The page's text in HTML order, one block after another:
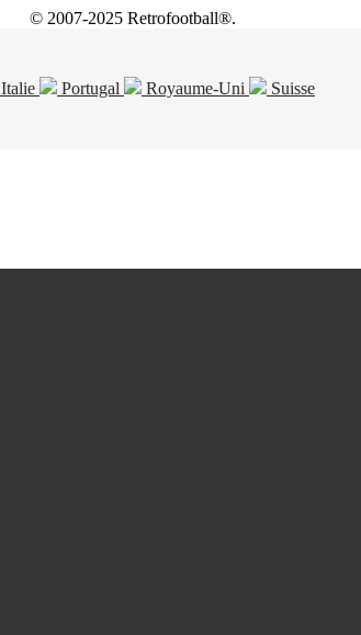
© 2007-2025 Retrofootball®.
Italie Portugal Royaume-Uni
Suisse